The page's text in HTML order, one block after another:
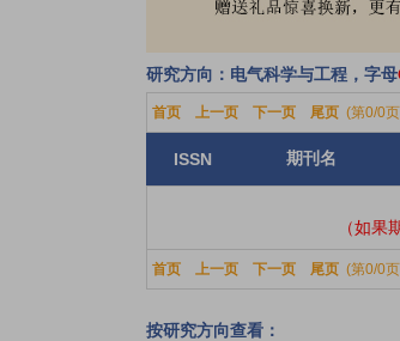
研究方向：电气科学与工程，字母
首页 上一页 下一页 尾页 (第0/0
ISSN 期刊名
（如果
首页 上一页 下一页 尾页 (第0/0
按研究方向查看：